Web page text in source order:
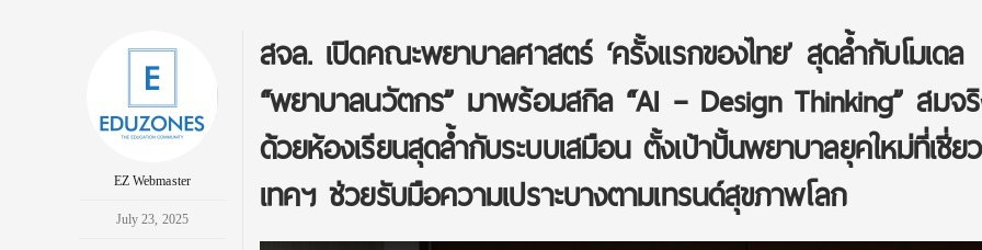
EZ Webmaster
July 23, 2025
สจล. เปิดคณะพยาบาลศาสตร์ ‘ครั้งแรกของไทย’ สุดล้ำกับโมเดล
“พยาบาลนวัตกร” มาพร้อมสกิล “AI – Design Thinking” สมจ
ด้วยห้องเรียนสุดล้ำกับระบบเสมือน ตั้งเป้าปั้นพยาบาลยุคใหม่ที่เชี่
เทคฯ ช่วยรับมือความเปราะบางตามเทรนด์สุขภาพโลก